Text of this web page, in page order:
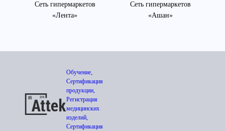
Сеть гипермаркетов
«Лента»
Сеть гипермаркетов
«Ашан»
Обучение,
Сертификация
продукции,
Регистрация
медицинских
изделий,
Сертификация